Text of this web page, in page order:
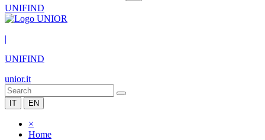
UNIFIND
|
UNIFIND
unior.it
IT EN
×
Home